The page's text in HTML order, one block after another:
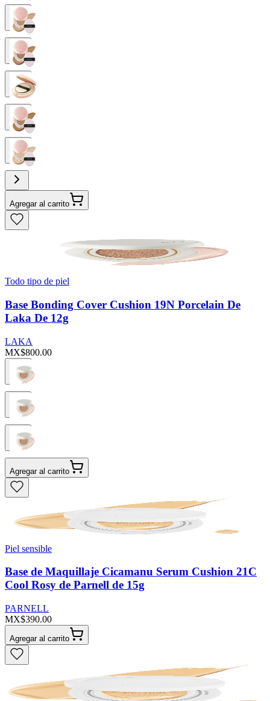
Agregar al carrito
Todo tipo de piel
Base Bonding Cover Cushion 19N Porcelain De
Laka De 12g
LAKA
MX$800.00
Agregar al carrito
Piel sensible
Base de Maquillaje Cicamanu Serum Cushion 21C
Cool Rosy de Parnell de 15g
PARNELL
MX$390.00
Agregar al carrito